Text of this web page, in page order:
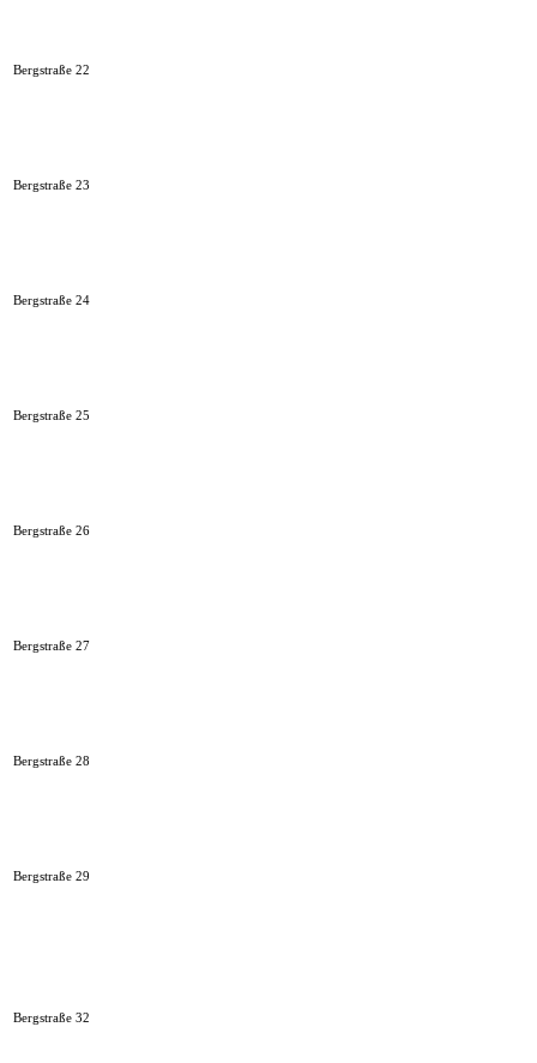
Bergstraße 22
Bergstraße 23
Bergstraße 24
Bergstraße 25
Bergstraße 26
Bergstraße 27
Bergstraße 28
Bergstraße 29
Bergstraße 32